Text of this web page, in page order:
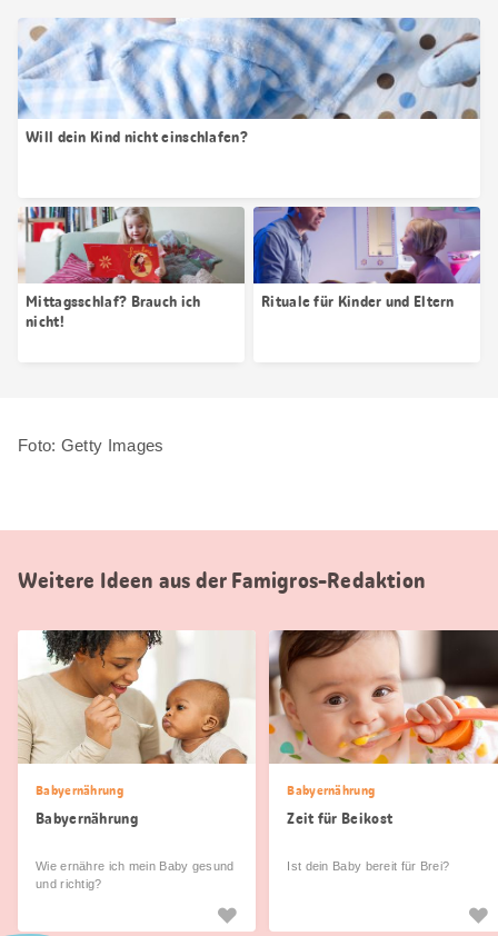
Will dein Kind nicht einschlafen?
Mittagsschlaf? Brauch ich
nicht!
Rituale für Kinder und Eltern
Foto: Getty Images
Weitere Ideen aus der Famigros-Redaktion
Babyernährung
Babyernährung
Wie ernähre ich mein Baby gesund
und richtig?
Babyernährung
Zeit für Beikost
Ist dein Baby bereit für Brei?